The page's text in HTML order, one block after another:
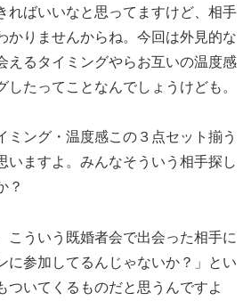
ればいいなと思ってますけど、相手
かりませんからね。今回は外見的な
えるタイミングやらお互いの温度感
したってことなんでしょうけども。
ミング・温度感この３点セット揃う
いますよ。みんなそういう相手探し
？
こういう既婚者会で出会った相手に
に参加してるんじゃないか？」とい
ついてくるものだと思うんですよ